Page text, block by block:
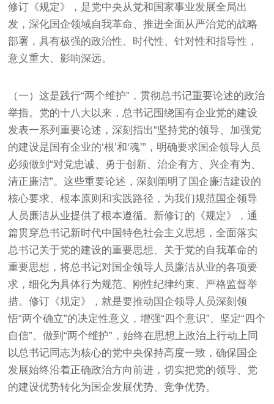
修订《规定》，是党中央从党和国家事业发展全局出
发，深化国企领域自我革命、推进全面从严治党的战略
部署，具有极强的政治性、时代性、针对性和指导性，
意义重大、影响深远。
（一）这是践行“两个维护”，贯彻总书记重要论述的政治
举措。党的十八大以来，总书记围绕国有企业党的建设
发表一系列重要论述，深刻指出“坚持党的领导、加强党
的建设是国有企业的‘根’和‘魂’”，明确要求国企领导人员
必须做到“对党忠诚、勇于创新、治企有方、兴企有为、
清正廉洁”。这些重要论述，深刻阐明了国企廉洁建设的
核心要求、根本原则和实践路径，为我们规范国企领导
人员廉洁从业提供了根本遵循。新修订的《规定》，通
篇贯穿总书记新时代中国特色社会主义思想，全面落实
总书记关于党的建设的重要思想、关于党的自我革命的
重要思想，将总书记对国企领导人员廉洁从业的各项要
求，细化为具体行为规范、刚性纪律约束、严格监督举
措。修订《规定》，就是要推动国企领导人员深刻领
悟“两个确立”的决定性意义，增强“四个意识”、坚定“四个
自信”、做到“两个维护”，始终在思想上政治上行动上同
以总书记同志为核心的党中央保持高度一致，确保国企
发展始终沿着正确政治方向前进，切实把党的领导、党
的建设优势转化为国企发展优势、竞争优势。